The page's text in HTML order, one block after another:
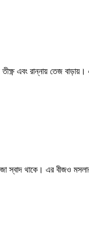
এবং রান্নায় তেজ
স্বাদ থাকে। এর বীজও